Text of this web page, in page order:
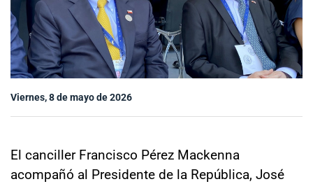
Sala de prensa
modo claro
Viernes, 8 de mayo de 2026
El canciller Francisco Pérez Mackenna
acompañó al Presidente de la República, José